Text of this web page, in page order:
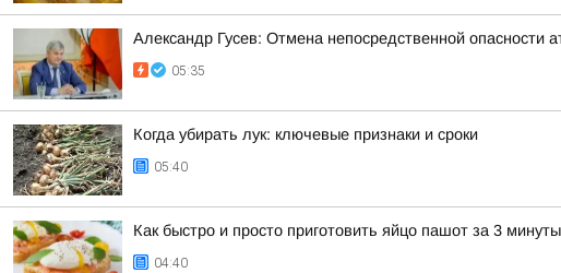
Александр Гусев: Отмена непосредственной опасности
05:35
Когда убирать лук: ключевые признаки и сроки
05:40
Как быстро и просто приготовить яйцо пашот за 3 минуты
04:40